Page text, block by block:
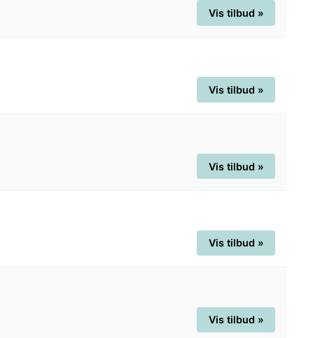
Vis tilbud »
Vis tilbud »
Vis tilbud »
Vis tilbud »
Vis tilbud »